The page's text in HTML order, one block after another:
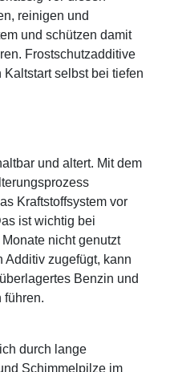
reinigen und
und schützen damit
Frostschutzadditive
selbst bei tiefen
und altert. Mit dem
Kraftstoffsystem vor
ist wichtig bei
nicht genutzt
zugefügt, kann
Benzin und
führen.
durch lange
Schimmelpilze im